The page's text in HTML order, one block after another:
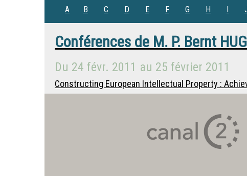
A B C D E F G H I
Conférences de M. P. Bernt
Du 24 févr. 2011 au 25 février 2011
Constructing European Intellectual Property :